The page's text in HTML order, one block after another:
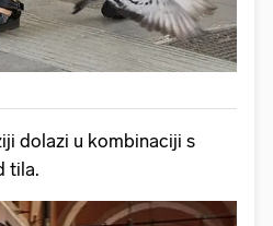
dolazi u kombinaciji s
tila.